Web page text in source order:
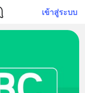
เข้าสู่ระบบ